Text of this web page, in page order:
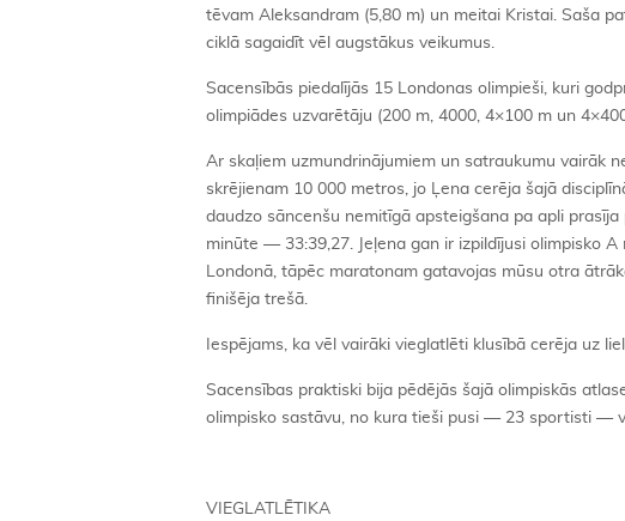
tēvam Aleksandram (5,80 m) un meitai Kristai. Saša
ciklā sagaidīt vēl augstākus veikumus.
Sacensībās piedalījās 15 Londonas olimpieši, kuri
olimpiādes uzvarētāju (200 m, 4000, 4×100 m un
Ar skaļiem uzmundrinājumiem un satraukumu vairāk
skrējienam 10 000 metros, jo Ļena cerēja šajā
daudzo sāncenšu nemitīgā apsteigšana pa apli
minūte — 33:39,27. Jeļena gan ir izpildījusi olimpisko
Londonā, tāpēc maratonam gatavojas mūsu otra
finišēja trešā.
Iespējams, ka vēl vairāki vieglatlēti klusībā cerēja uz
Sacensības praktiski bija pēdējās šajā olimpiskās
olimpisko sastāvu, no kura tieši pusi — 23 sportisti —
VIEGLATLĒTIKA